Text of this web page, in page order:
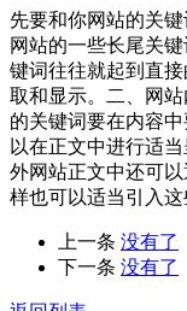
先要和你网站的关
网站的一些长尾关
键词往往就起到直
取和显示。二、网
的关键词要在内容
以在正文中进行适
外网站正文中还可
样也可以适当引入这
上一条 没有了
下一条 没有了